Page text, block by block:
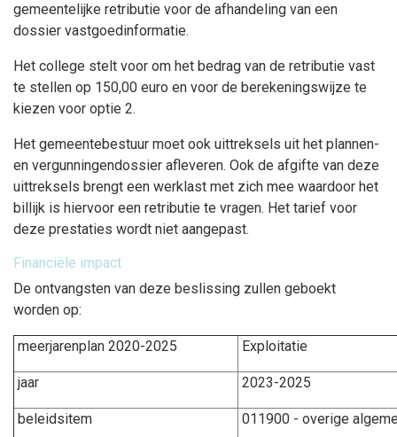
gemeentelijke retributie voor de afhandeling van een
dossier vastgoedinformatie.
Het college stelt voor om het bedrag van de retributie vast
te stellen op 150,00 euro en voor de berekeningswijze te
kiezen voor optie 2.
Het gemeentebestuur moet ook uittreksels uit het plannen-
en vergunningendossier afleveren. Ook de afgifte van deze
uittreksels brengt een werklast met zich mee waardoor het
billijk is hiervoor een retributie te vragen. Het tarief voor
deze prestaties wordt niet aangepast.
Financiële impact
De ontvangsten van deze beslissing zullen geboekt
worden op:
meerjarenplan 2020-2025 Exploitatie
jaar 2023-2025
beleidsitem 011900 - overige